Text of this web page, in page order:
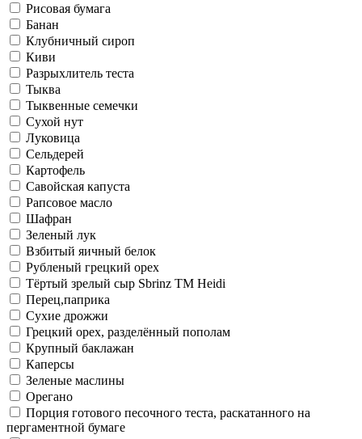
Рисовая бумага
Банан
Клубничный сироп
Киви
Разрыхлитель теста
Тыква
Тыквенные семечки
Сухой нут
Луковица
Сельдерей
Картофель
Савойская капуста
Рапсовое масло
Шафран
Зеленый лук
Взбитый яичный белок
Рубленый грецкий орех
Тёртый зрелый сыр Sbrinz ТМ Heidi
Перец,паприка
Сухие дрожжи
Грецкий орех, разделённый пополам
Крупный баклажан
Каперсы
Зеленые маслины
Орегано
Порция готового песочного теста, раскатанного на
пергаментной бумаге